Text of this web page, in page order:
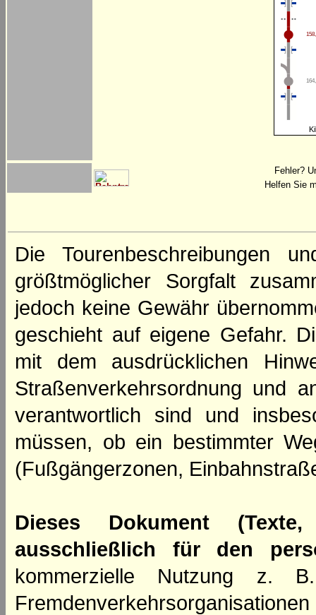
Fehler?
Helfen Sie
Die Tourenbeschreibungen
größtmöglicher Sorgfalt
jedoch keine Gewähr
geschieht auf eigene Gefahr.
mit dem ausdrücklichen
Straßenverkehrsordnung und
verantwortlich sind und
müssen, ob ein bestimmter
(Fußgängerzonen,
Dieses Dokument
ausschließlich für den
kommerzielle Nutzung z.